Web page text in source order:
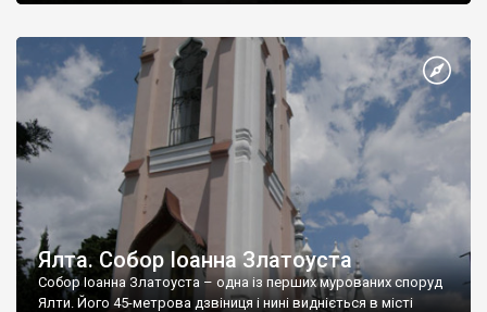
Ялта. Собор Іоанна Златоуста
Собор Іоанна Златоуста – одна із перших мурованих споруд
Ялти. Його 45-метрова дзвіниця і нині видніється в місті